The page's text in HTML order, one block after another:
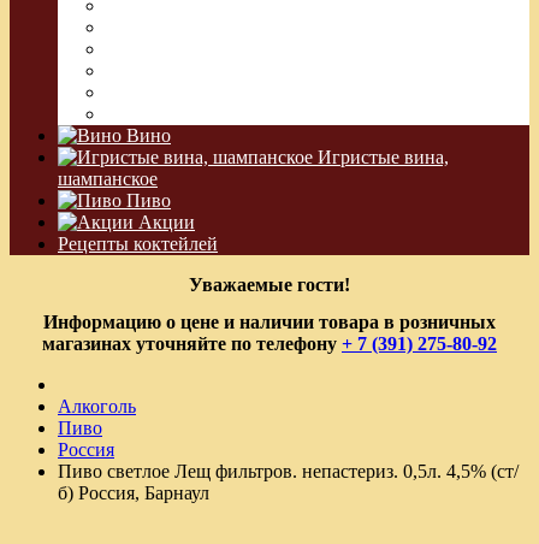
Вино
Игристые вина,
шампанское
Пиво
Акции
Рецепты коктейлей
Уважаемые гости!
Информацию о цене и наличии товара в розничных
магазинах уточняйте по телефону + 7 (391) 275-80-92
Алкоголь
Пиво
Россия
Пиво светлое Лещ фильтров. непастериз. 0,5л. 4,5% (ст/
б) Россия, Барнаул